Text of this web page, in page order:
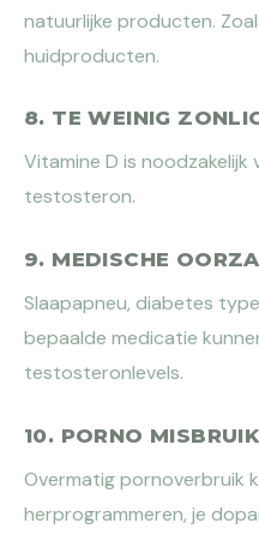
natuurlijke producten.
huidproducten.
8. TE WEINIG
Vitamine D is noodzakelijk
testosteron.
9. MEDISCHE
Slaapapneu, diabetes
bepaalde medicatie
testosteronlevels.
10. PORNO
Overmatig pornoverbruik
herprogrammeren, je